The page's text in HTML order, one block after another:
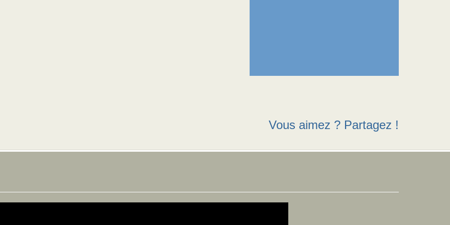
Vous aimez ? Partagez !